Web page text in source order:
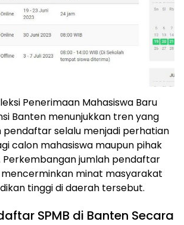
Penerimaan Mahasiswa Baru
Banten menunjukkan tren yang
pendaftar selalu menjadi perhatian
calon mahasiswa maupun pihak
Perkembangan jumlah pendaftar
mencerminkan minat masyarakat
tinggi di daerah tersebut.
SPMB di Banten Secara